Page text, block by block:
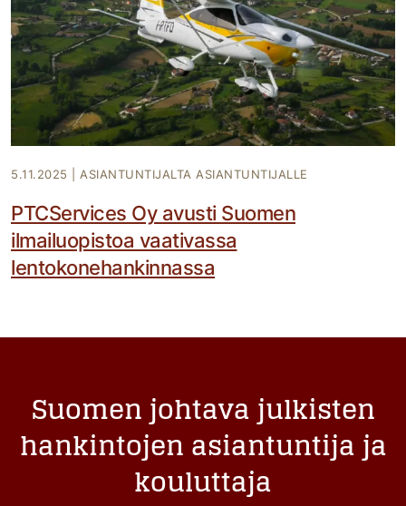
5.11.2025 ASIANTUNTIJALTA ASIANTUNTIJALLE
PTCServices Oy avusti Suomen
ilmailuopistoa vaativassa
lentokonehankinnassa
Suomen johtava julkisten
hankintojen asiantuntija ja
kouluttaja